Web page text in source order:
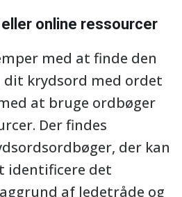
online ressourcer
med at finde den
krydsord med ordet
at bruge ordbøger
Der findes
der kan
identificere det
af ledetråde og